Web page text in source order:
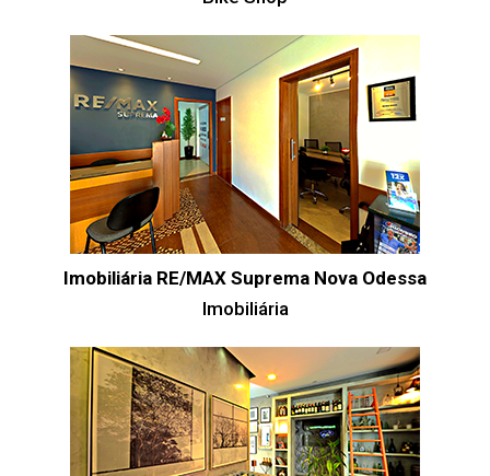
Imobiliária RE/MAX Suprema Nova Odessa
Imobiliária